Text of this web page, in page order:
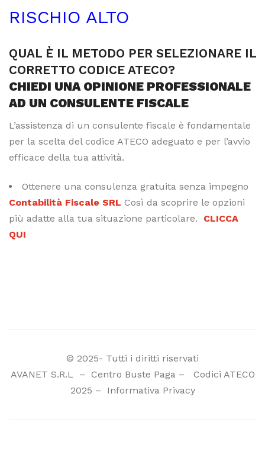
RISCHIO ALTO
QUAL È IL METODO PER SELEZIONARE IL
CORRETTO CODICE ATECO?
CHIEDI UNA OPINIONE PROFESSIONALE
AD UN CONSULENTE FISCALE
L’assistenza di un consulente fiscale è fondamentale
per la scelta del codice ATECO adeguato e per l’avvio
efficace della tua attività.
Ottenere una consulenza gratuita senza impegno
Contabilità Fiscale SRL Così da scoprire le opzioni
più adatte alla tua situazione particolare. CLICCA
QUI
© 2025- Tutti i diritti riservati
AVANET S.R.L
– Centro Buste Paga– Codici ATECO
2025 – Informativa Privacy